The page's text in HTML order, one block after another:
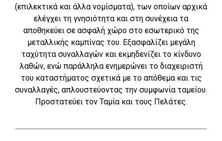
(επιλεκτικά και άλλα νομίσματα), των οποίων αρχικά
ελέγχει τη γνησιότητα και στη συνέχεια τα
αποθηκεύει σε ασφαλή χώρο στο εσωτερικό της
μεταλλικής καμπίνας του. Εξασφαλίζει μεγάλη
ταχύτητα συναλλαγών και εκμηδενίζει το κίνδυνο
λαθών, ενώ παράλληλα ενημερώνει το διαχειριστή
του καταστήματος σχετικά με το απόθεμα και τις
συναλλαγές, απλουστεύοντας την συμφωνία ταμείου.
Προστατεύει τον Ταμία και τους Πελάτες.